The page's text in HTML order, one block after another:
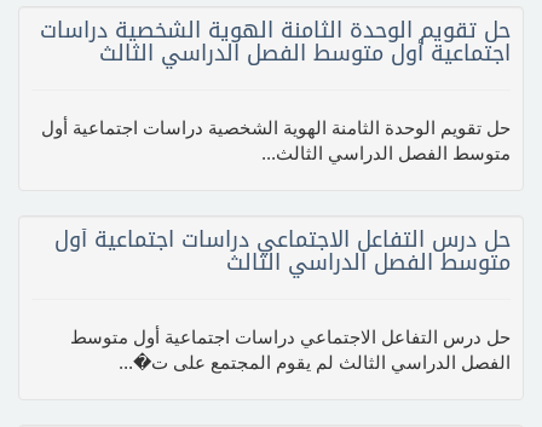
حل تقويم الوحدة الثامنة الهوية الشخصية دراسات
اجتماعية أول متوسط الفصل الدراسي الثالث
حل تقويم الوحدة الثامنة الهوية الشخصية دراسات اجتماعية أول
متوسط الفصل الدراسي الثالث...
حل درس التفاعل الاجتماعي دراسات اجتماعية أول
متوسط الفصل الدراسي الثالث
حل درس التفاعل الاجتماعي دراسات اجتماعية أول متوسط
الفصل الدراسي الثالث لم يقوم المجتمع على ت�...